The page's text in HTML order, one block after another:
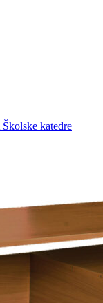
Školske katedre